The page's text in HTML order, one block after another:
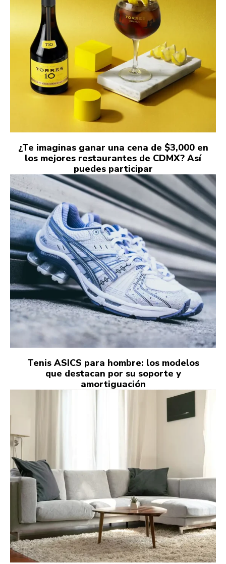
¿Te imaginas ganar una cena de $3,000 en
los mejores restaurantes de CDMX? Así
puedes participar
Tenis ASICS para hombre: los modelos
que destacan por su soporte y
amortiguación